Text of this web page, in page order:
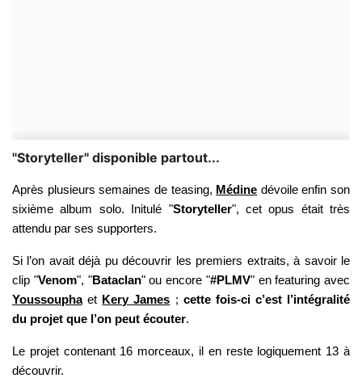
"Storyteller" disponible partout...
Après plusieurs semaines de teasing, Médine dévoile enfin son
sixième album solo. Initulé "Storyteller", cet opus était très
attendu par ses supporters.
Si l’on avait déjà pu découvrir les premiers extraits, à savoir le
clip "Venom", "Bataclan" ou encore "#PLMV" en featuring avec
Youssouphaet Kery James ; cette fois-ci c’est l’intégralité
du projet que l’on peut écouter.
Le projet contenant 16 morceaux, il en reste logiquement 13 à
découvrir.